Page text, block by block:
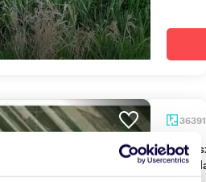
Zapraszam do zakupu działki rolnej 36 391 m² w